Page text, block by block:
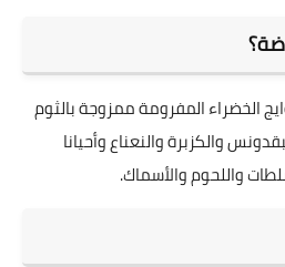
الخضراء المفرومة ممزوجة بالثوم
والكزبرة والنعناع وأحيانا
واللحوم والأسماك.